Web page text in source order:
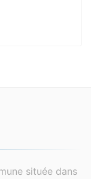
située dans